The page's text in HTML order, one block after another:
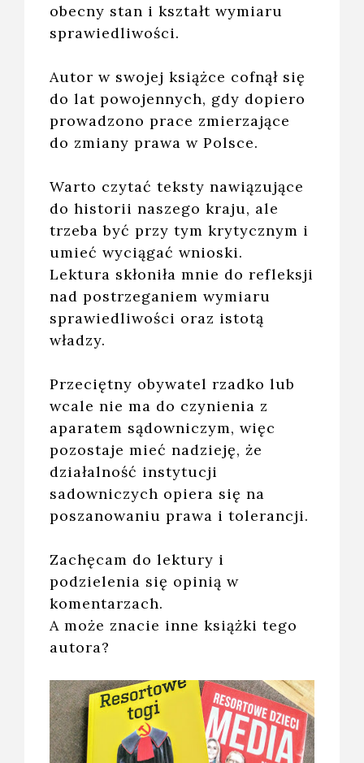
obecny stan i kształt wymiaru
sprawiedliwości.
Autor w swojej książce cofnął się
do lat powojennych, gdy dopiero
prowadzono prace zmierzające
do zmiany prawa w Polsce.
Warto czytać teksty nawiązujące
do historii naszego kraju, ale
trzeba być przy tym krytycznym i
umieć wyciągać wnioski.
Lektura skłoniła mnie do refleksji
nad postrzeganiem wymiaru
sprawiedliwości oraz istotą
władzy.
Przeciętny obywatel rzadko lub
wcale nie ma do czynienia z
aparatem sądowniczym, więc
pozostaje mieć nadzieję, że
działalność instytucji
sadowniczych opiera się na
poszanowaniu prawa i tolerancji.
Zachęcam do lektury i
podzielenia się opinią w
komentarzach.
A może znacie inne książki tego
autora?